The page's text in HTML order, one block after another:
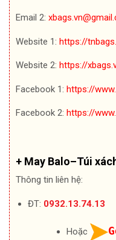
Email 2:
Website 1: https://
Website 2: https://
Facebook 1: https://
Facebook 2: https://
+ May Balo–Túi
Thông tin liên hệ:
ĐT: 0932.13.74.13
Hoặc